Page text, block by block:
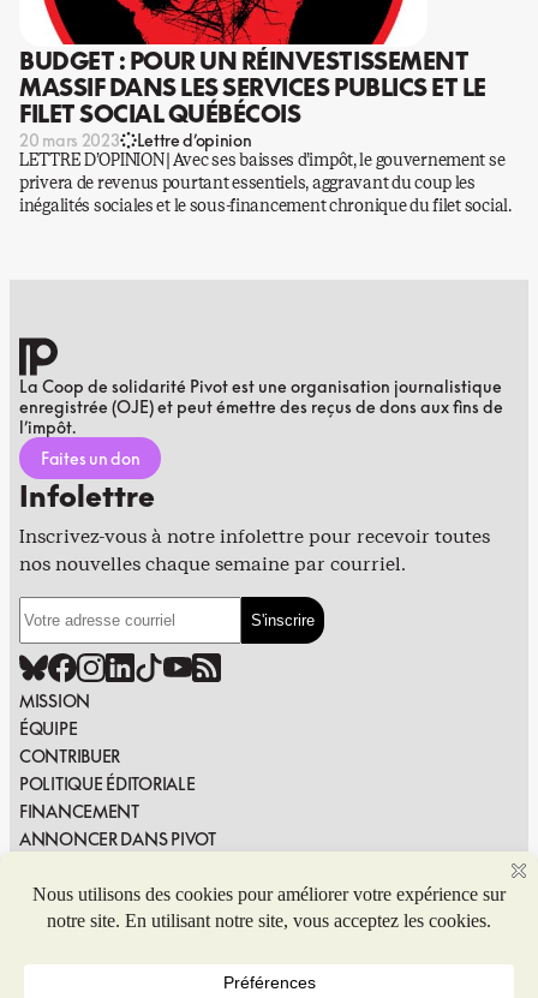
BUDGET : POUR UN RÉINVESTISSEMENT
MASSIF DANS LES SERVICES PUBLICS ET LE
FILET SOCIAL QUÉBÉCOIS
20 mars 2023 Lettre d’opinion
LETTRE D’OPINION | Avec ses baisses d’impôt, le gouvernement se
privera de revenus pourtant essentiels, aggravant du coup les
inégalités sociales et le sous-financement chronique du filet social.
La Coop de solidarité Pivot est une organisation journalistique
enregistrée (OJE) et peut émettre des reçus de dons aux fins de
l’impôt.
Faites un don
Infolettre
Inscrivez-vous à notre infolettre pour recevoir toutes
nos nouvelles chaque semaine par courriel.
MISSION
ÉQUIPE
CONTRIBUER
POLITIQUE ÉDITORIALE
FINANCEMENT
ANNONCER DANS PIVOT
SIGNALER UNE ERREUR
NOUS JOINDRE